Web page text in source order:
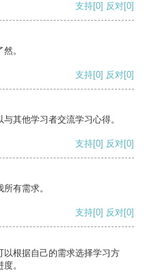
支持[0] 反对[0]
。
支持[0] 反对[0]
其他学习者交流学习心得。
支持[0] 反对[0]
有需求。
支持[0] 反对[0]
根据自己的需求选择学习方
。